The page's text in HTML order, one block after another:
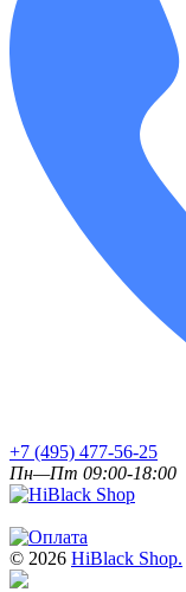
+7 (495) 477-56-25
Пн—Пт 09:00-18:00
© 2026 HiBlack Shop.